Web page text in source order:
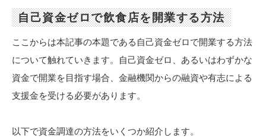
自己資金ゼロで飲食店を開業する方法
ここからは本記事の本題である自己資金ゼロで開業する方法
について触れていきます。自己資金ゼロ、あるいはわずかな
資金で開業を目指す場合、金融機関からの融資や有志による
支援金を受ける必要があります。
以下で資金調達の方法をいくつか紹介します。